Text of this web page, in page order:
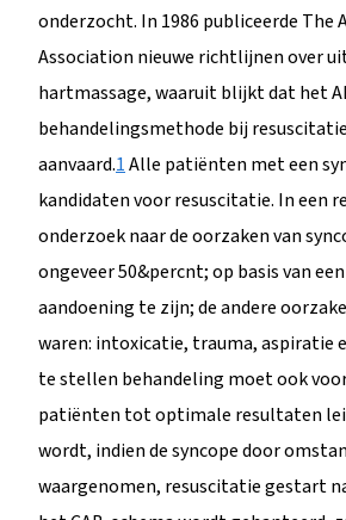
onderzocht. In 1986 publiceerde The
Association nieuwe richtlijnen over
hartmassage, waaruit blijkt dat het
behandelingsmethode bij
aanvaard.1Alle patiënten met een
kandidaten voor resuscitatie. In een
onderzoek naar de oorzaken van
ongeveer 50&percnt; op basis van
aandoening te zijn; de andere
waren: intoxicatie, trauma, aspiratie
te stellen behandeling moet ook
patiënten tot optimale resultaten
wordt, indien de syncope door
waargenomen, resuscitatie gestart